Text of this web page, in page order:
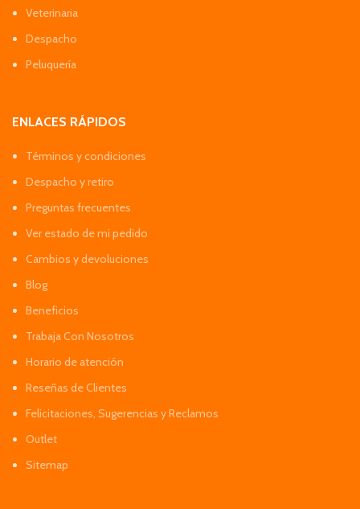
Veterinaria
Despacho
Peluquería
ENLACES RÁPIDOS
Términos y condiciones
Despacho y retiro
Preguntas frecuentes
Ver estado de mi pedido
Cambios y devoluciones
Blog
Beneficios
Trabaja Con Nosotros
Horario de atención
Reseñas de Clientes
Felicitaciones, Sugerencias y Reclamos
Outlet
Sitemap